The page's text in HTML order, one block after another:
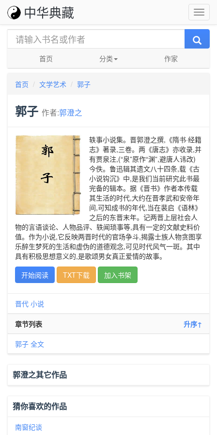
中华典藏
首页 分类 作家
首页 文学艺术 郭子
郭子 作者:郭澄之
轶事小说集。晋郭澄之撰,《隋书·经籍
志》著录,三卷。两《唐志》亦收录,并
有贾泉注,(“泉”原作“渊”,避唐人讳改)
今佚。鲁迅辑其遗文八十四条,载《古
小说钩沉》中,是我们当前研究此书最
完备的辑本。据《晋书》作者本传载
其生活的时代,大约在晋孝武和安帝年
间,可知成书的年代,当在裴启《语林》
之后的东晋末年。记两晋上层社会人
物的言语谈论、人物品评、轶闻琐事等,具有一定的文献史料价
值。作为小说,它反映两晋时代的官场争斗,揭露士族人物贪图享
乐醉生梦死的生活和虚伪的道德观念,可见时代风气一斑。其中
具有积极思想意义的,是歌颂男女真正爱情的故事。
开始阅读
TXT下载 加入书架
晋代 小说
章节列表 升序↑
郭子 全文
郭澄之其它作品
猜你喜欢的作品
南窗纪谈